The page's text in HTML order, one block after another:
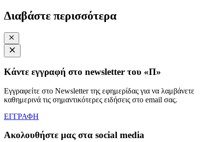
Διαβάστε περισσότερα
Κάντε εγγραφή στο newsletter του «Π»
Εγγραφείτε στο Newsletter της εφημερίδας για να λαμβάνετε
καθημερινά τις σημαντικότερες ειδήσεις στο email σας.
ΕΓΓΡΑΦΗ
Ακολουθήστε μας στα social media